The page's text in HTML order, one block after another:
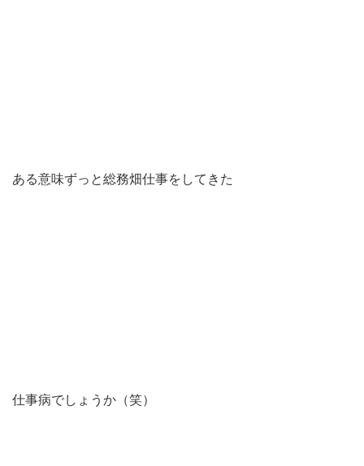
ある意味ずっと総務畑仕事をしてきた
仕事病でしょうか（笑）